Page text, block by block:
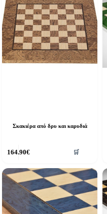
Σκακιέρα από δρυ και καρυδιά
164.90€ 🛒